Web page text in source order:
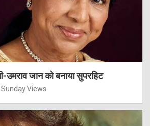
उमराव जान को बनाया सुपरहिट
Views